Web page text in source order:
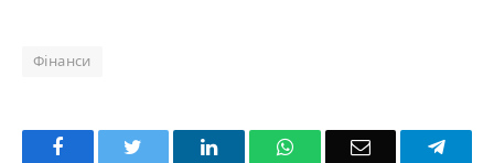
Фінанси
Facebook LinkedInWhatsAppEmail